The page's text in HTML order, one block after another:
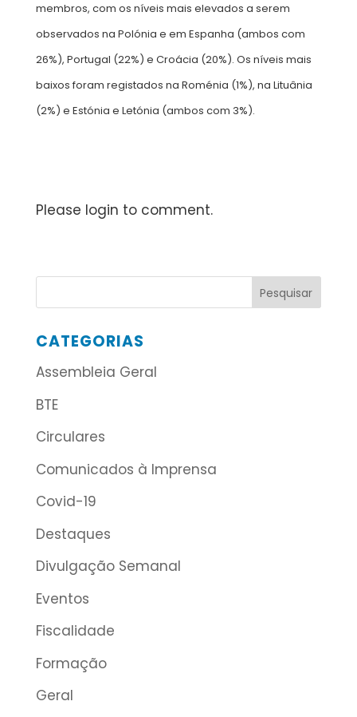
membros, com os níveis mais elevados a serem
observados na Polónia e em Espanha (ambos com
26%), Portugal (22%) e Croácia (20%). Os níveis mais
baixos foram registados na Roménia (1%), na Lituânia
(2%) e Estónia e Letónia (ambos com 3%).
Please login to comment.
CATEGORIAS
Assembleia Geral
BTE
Circulares
Comunicados à Imprensa
Covid-19
Destaques
Divulgação Semanal
Eventos
Fiscalidade
Formação
Geral